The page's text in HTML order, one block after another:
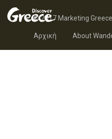
© 2017 Marketing
Αρχική About